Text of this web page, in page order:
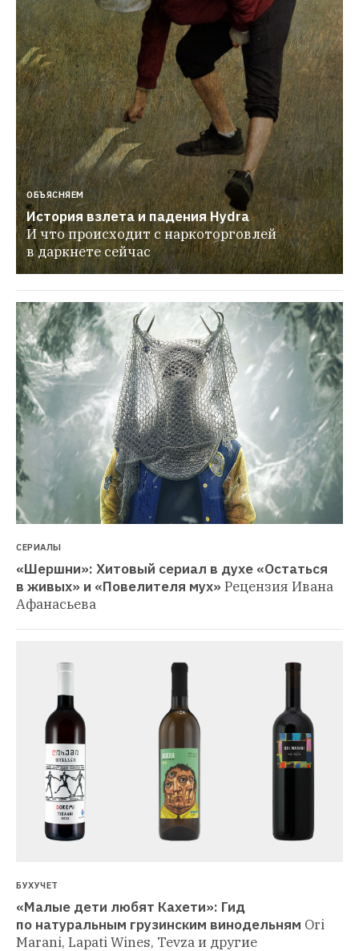
ОБЪЯСНЯЕМ
История взлета и падения Hydra
И что происходит с наркоторговлей
в даркнете сейчас
СЕРИАЛЫ
«Шершни»: Хитовый сериал в духе «Остаться
в живых» и «Повелителя мух» Рецензия Ивана
Афанасьева
БУХУЧЕТ
«Малые дети любят Кахети»: Гид
по натуральным грузинским винодельням Ori
Marani, Lapati Wines, Tevza и другие